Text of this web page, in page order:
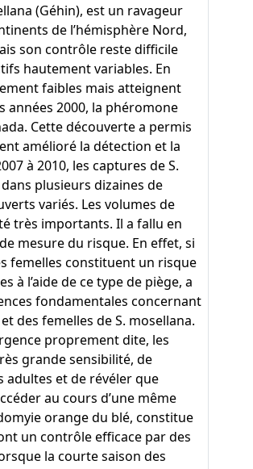
(Géhin), est un ravageur
de l’hémisphère Nord,
son contrôle reste difficile
hautement variables. En
faibles mais atteignent
années 2000, la phéromone
Cette découverte a permis
amélioré la détection et la
à 2010, les captures de S.
plusieurs dizaines de
variés. Les volumes de
très importants. Il a fallu en
mesure du risque. En effet, si
femelles constituent un risque
à l’aide de ce type de piège, a
fondamentales concernant
des femelles de S. mosellana.
proprement dite, les
grande sensibilité, de
adultes et de révéler que
au cours d’une même
orange du blé, constitue
un contrôle efficace par des
la courte saison des